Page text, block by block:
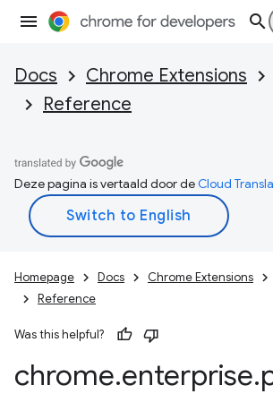
Docs Chrome Extensions
Reference
Deze pagina is vertaald door deCloud
Homepage Docs Chrome Extensions
Reference
Was this helpful?
chrome.enterprise.